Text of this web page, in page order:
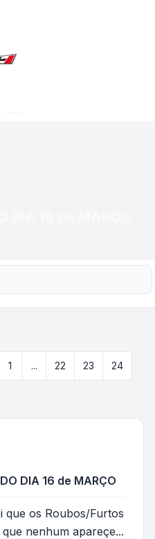
de 26
1 ... 22 23 24
DIA 16 de MARÇO
que os Roubos/Furtos
nenhum apareçe...